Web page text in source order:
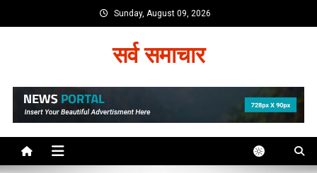
to
Sunday, August 09, 2026
सर्व समाचार